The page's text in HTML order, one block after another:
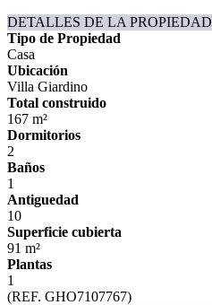
DETALLES DE LA PROPIEDAD
Tipo de Propiedad
Casa
Ubicación
Villa Giardino
Total construido
167 m²
Dormitorios
2
Baños
1
Antiguedad
10
Superficie cubierta
91 m²
Plantas
1
(REF. GHO7107767)